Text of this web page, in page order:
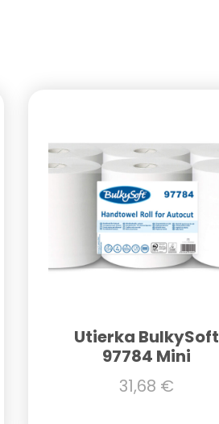
Utierka BulkySoft
97784 Mini
31,68 €